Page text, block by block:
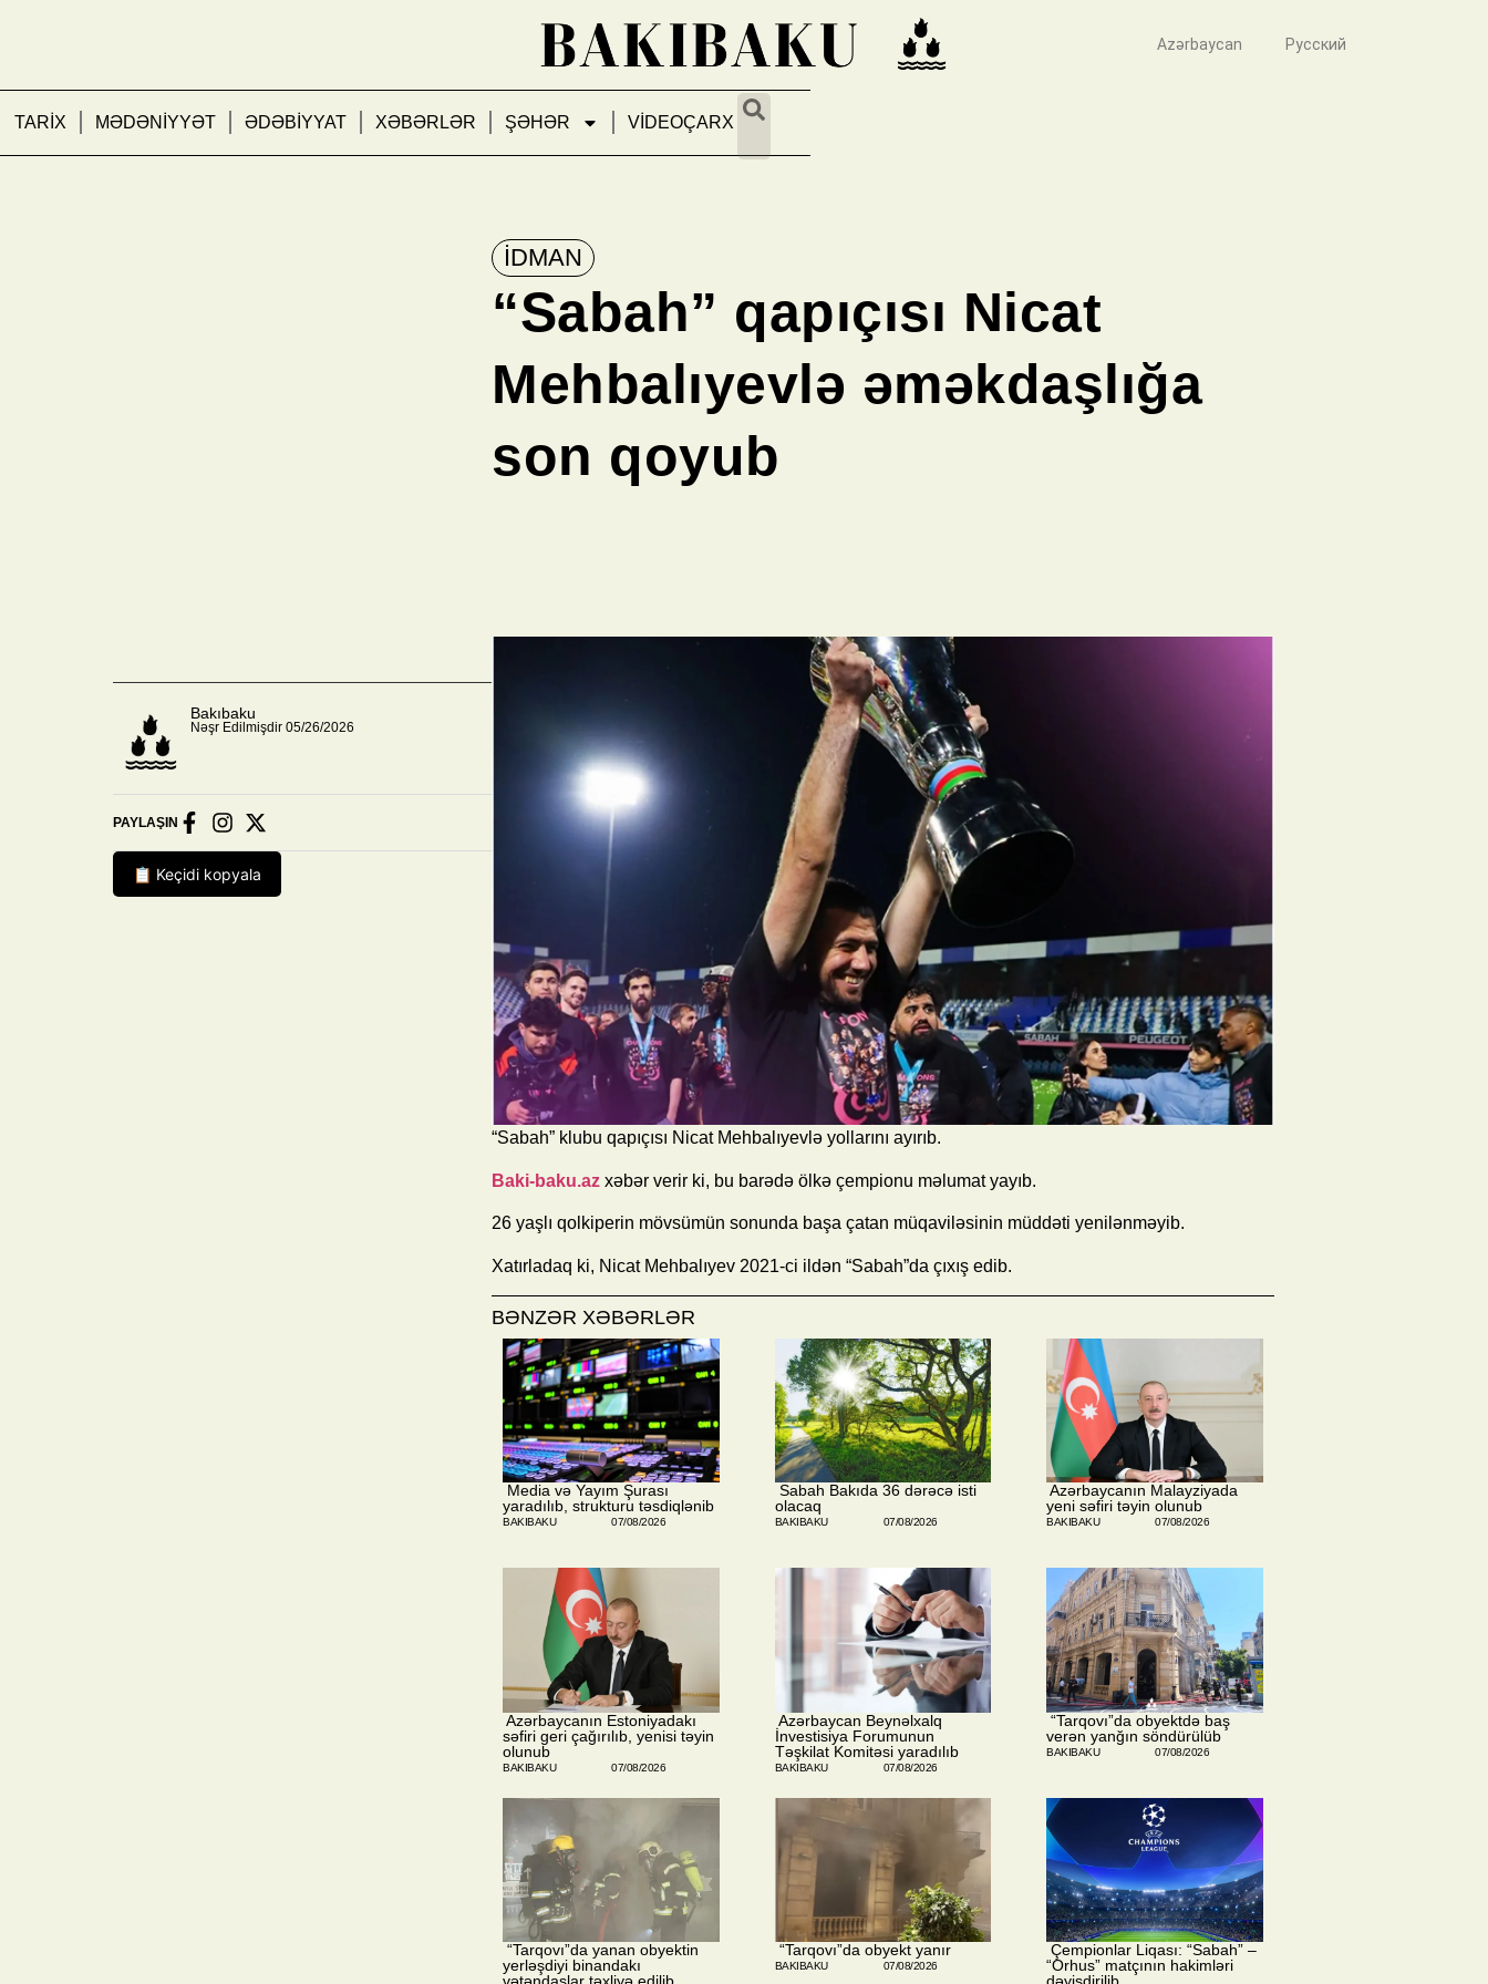
TARİX MƏDƏNİYYƏT ƏDƏBİYYAT XƏBƏRLƏR ŞƏHƏR VİDEOÇARX
Azərbaycan Русский
Bakıbaku
Nəşr Edilmişdir 05/26/2026
PAYLAŞIN
📋 Keçidi kopyala
İDMAN
“Sabah” qapıçısı Nicat
Mehbalıyevlə əməkdaşlığa
son qoyub
“Sabah” klubu qapıçısı Nicat Mehbalıyevlə yollarını ayırıb.
Baki-baku.az xəbər verir ki, bu barədə ölkə çempionu məlumat yayıb.
26 yaşlı qolkiperin mövsümün sonunda başa çatan müqaviləsinin müddəti yenilənməyib.
Xatırladaq ki, Nicat Mehbalıyev 2021-ci ildən “Sabah”da çıxış edib.
BƏNZƏR XƏBƏRLƏR
​ Media və Yayım Şurası
yaradılıb, strukturu təsdiqlənib
BAKIBAKU 07/08/2026
​ Sabah Bakıda 36 dərəcə isti
olacaq
BAKIBAKU 07/08/2026
​ Azərbaycanın Malayziyada
yeni səfiri təyin olunub
BAKIBAKU 07/08/2026
​ Azərbaycanın Estoniyadakı
səfiri geri çağırılıb, yenisi təyin
olunub
BAKIBAKU 07/08/2026
​ Azərbaycan Beynəlxalq
İnvestisiya Forumunun
Təşkilat Komitəsi yaradılıb
BAKIBAKU 07/08/2026
​ “Tarqovı”da obyektdə baş
verən yanğın söndürülüb
BAKIBAKU 07/08/2026
​ “Tarqovı”da yanan obyektin
yerləşdiyi binandakı
​ “Tarqovı”da obyekt yanır
BAKIBAKU 07/08/2026
​ Çempionlar Liqası: “Sabah” –
“Orhus” matçının hakimləri